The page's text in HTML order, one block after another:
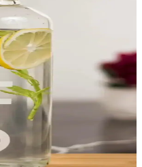
doğal bambu
kullanışlı içecek taşıma
özellikleriyle günlük
1 Litre: Özellikler,
İncelenmesi
içermeyen güvenli cam
Geniş ağız, güvenilir kilitli
içim ve güvenli taşıma sağlar;